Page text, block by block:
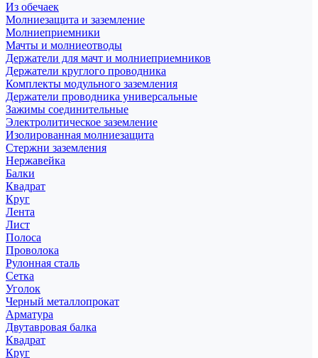
Из обечаек
Молниезащита и заземление
Молниеприемники
Мачты и молниеотводы
Держатели для мачт и молниеприемников
Держатели круглого проводника
Комплекты модульного заземления
Держатели проводника универсальные
Зажимы соединительные
Электролитическое заземление
Изолированная молниезащита
Стержни заземления
Нержавейка
Балки
Квадрат
Круг
Лента
Лист
Полоса
Проволока
Рулонная сталь
Сетка
Уголок
Черный металлопрокат
Арматура
Двутавровая балка
Квадрат
Круг